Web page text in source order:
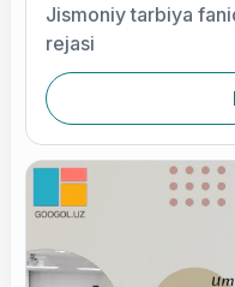
Jismoniy tarbiya
rejasi